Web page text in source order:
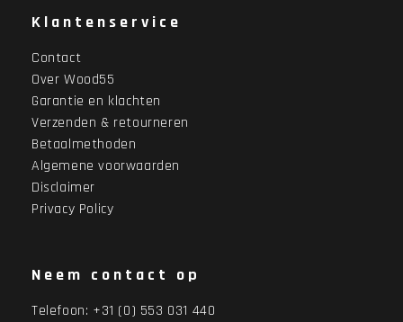
Klantenservice
Contact
Over Wood55
Garantie en klachten
Verzenden & retourneren
Betaalmethoden
Algemene voorwaarden
Disclaimer
Privacy Policy
Neem contact op
Telefoon: +31 (0) 553 031 440